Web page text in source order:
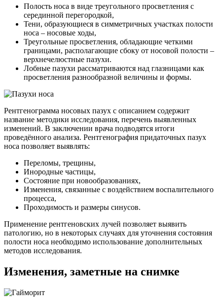
Полость носа в виде треугольного просветления с
серединной перегородкой,
Тени, образующиеся в симметричных участках полости
носа – носовые ходы,
Треугольные просветления, обладающие четкими
границами, располагающие сбоку от носовой полости –
верхнечелюстные пазухи.
Лобные пазухи рассматриваются над глазницами как
просветления разнообразной величины и формы.
Рентгенограмма носовых пазух с описанием содержит
название методики исследования, перечень выявленных
изменений. В заключении врача подводятся итоги
проведённого анализа. Рентгенография придаточных пазух
носа позволяет выявлять:
Переломы, трещины,
Инородные частицы,
Состояние при новообразованиях,
Изменения, связанные с воздействием воспалительного
процесса,
Проходимость и размеры синусов.
Применение рентгеновских лучей позволяет выявить
патологию, но в некоторых случаях для уточнения состояния
полости носа необходимо использование дополнительных
методов исследования.
Изменения, заметные на снимке